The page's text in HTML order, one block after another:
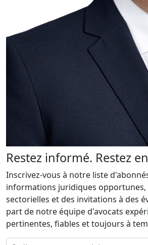
Restez informé. Restez
Inscrivez-vous à notre liste
informations juridiques opportunes,
sectorielles et des invitations à des
part de notre équipe d'avocats
pertinentes, fiables et toujours à